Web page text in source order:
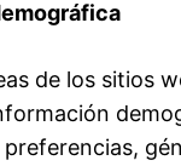
de los sitios